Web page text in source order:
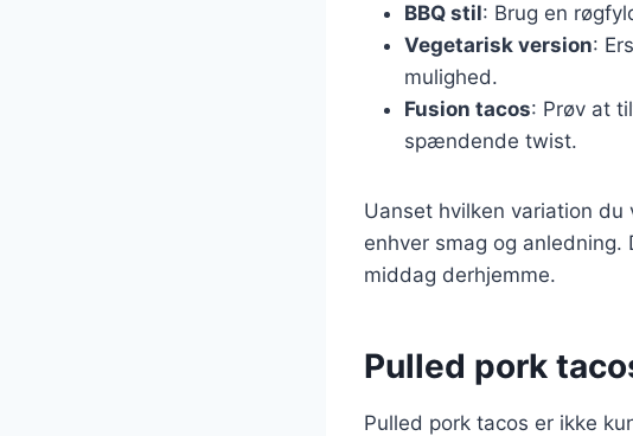
BBQ stil: Brug en
Vegetarisk version:
mulighed.
Fusion tacos: Prøv at
spændende twist.
Uanset hvilken variation
enhver smag og
middag derhjemme.
Pulled pork
Pulled pork tacos er ikke